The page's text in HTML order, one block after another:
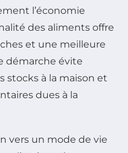
l’économie
des aliments offre
et une meilleure
démarche évite
stocks à la maison et
dues à la
vers un mode de vie